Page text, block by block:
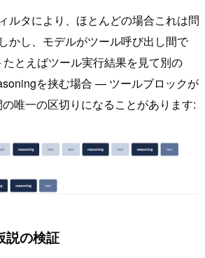
ルタにより、ほとんどの場合これは問
かし、モデルがツール呼び出し間で
とえばツール実行結果を見て別の
を挟む場合 — ツールブロックが
唯一の区切りになることがあります:
説の検証